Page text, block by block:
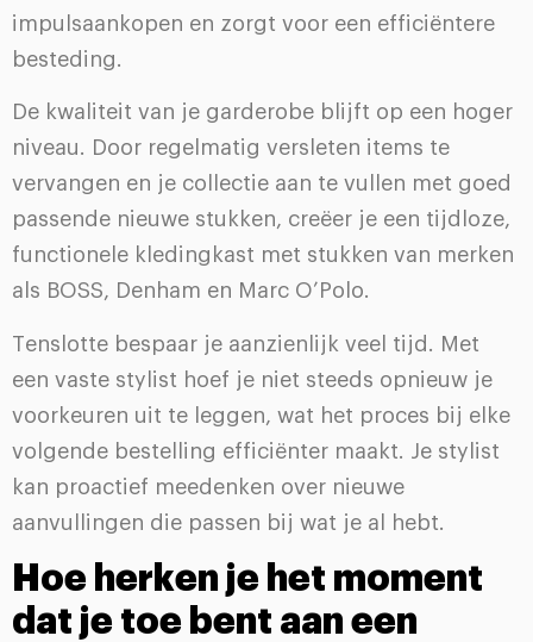
impulsaankopen en zorgt voor een efficiëntere
besteding.
De kwaliteit van je garderobe blijft op een hoger
niveau. Door regelmatig versleten items te
vervangen en je collectie aan te vullen met goed
passende nieuwe stukken, creëer je een tijdloze,
functionele kledingkast met stukken van merken
als BOSS, Denham en Marc O’Polo.
Tenslotte bespaar je aanzienlijk veel tijd. Met
een vaste stylist hoef je niet steeds opnieuw je
voorkeuren uit te leggen, wat het proces bij elke
volgende bestelling efficiënter maakt. Je stylist
kan proactief meedenken over nieuwe
aanvullingen die passen bij wat je al hebt.
Hoe herken je het moment
dat je toe bent aan een